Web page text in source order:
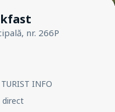
nr. 266P
INFO
direct